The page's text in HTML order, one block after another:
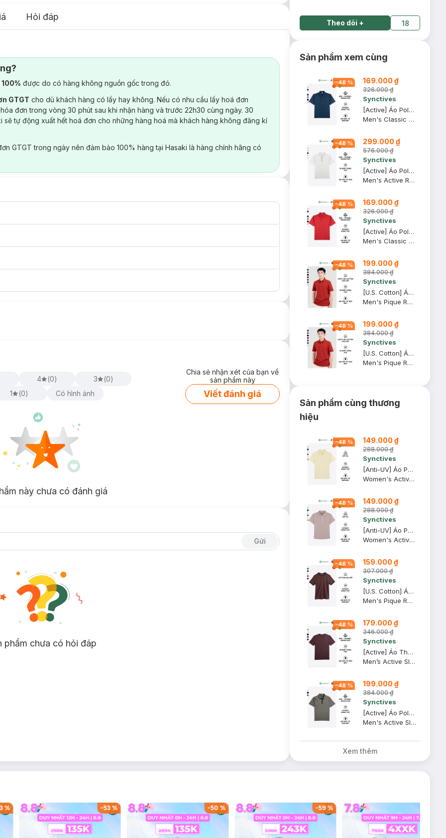
Hỏi đáp
được do có hàng không nguồn gốc trong đó.
GTGT cho dù khách hàng có lấy hay không. Nếu có nhu cầu lấy hoá đơn
đơn trong vòng 30 phút sau khi nhận hàng và trước 22h30 cùng ngày. 30
sẽ tự động xuất hết hoá đơn cho những hàng hoá mà khách hàng không đăng kí
GTGT trong ngày nên đảm bảo 100% hàng tại Hasaki là hàng chính hãng có
4 (0) 3 (0)
1
(0) Có hình ảnh
Chia sẻ nhận xét của bạn về
sản phẩm này
Viết đánh giá
này chưa có đánh giá
Gửi
phẩm chưa có hỏi đáp
Theo dõi + 18
Sản phẩm xem cùng
-48 % 169.000 ₫
326.000 ₫
Synctives
[Active] Áo Polo Nam Synctives Classic Fit, Xanh Đen, S - CMPO0013
Men's Classic Fit Polo Shirt
-48 % 299.000 ₫
576.000 ₫
Synctives
[Active] Áo Polo Nam Synctives Regular Fit, Xám Nhạt, XL - SMPO0009
Men's Active Regular Fit Polo Shirt
-48 % 169.000 ₫
326.000 ₫
Synctives
[Active] Áo Polo Nam Synctives Classic Fit, Đỏ Rượu, XL - CMPO0013
Men's Classic Fit Polo Shirt
-48 % 199.000 ₫
384.000 ₫
Synctives
[U.S. Cotton] Áo Polo Nam Synctives Regular Fit, Ðỏ, 2XL - CMPO0008
Men's Pique Regular Fit Classic Polo Shirt
-48 % 199.000 ₫
384.000 ₫
Synctives
[U.S. Cotton] Áo Polo Nam Synctives Regular Fit, Ðỏ, L - CMPO0008
Men's Pique Regular Fit Classic Polo Shirt
Sản phẩm cùng thương
hiệu
-48 % 149.000 ₫
288.000 ₫
Synctives
[Anti-UV] Áo Polo Active Nữ Synctives Regular Fit, Vàng Kem, XS - SWPO0006
Women's Active Regular Fit Polo Shirt
-48 % 149.000 ₫
288.000 ₫
Synctives
[Anti-UV] Áo Polo Active Nữ Synctives Regular Fit, Hồng Tro, M - SWPO0006
Women's Active Regular Fit Polo Shirt
-48 % 159.000 ₫
307.000 ₫
Synctives
[U.S. Cotton] Áo Thun Nam Synctives Regular Fit, Nâu Cà Phê, M - CMTS0027
Men's Pique Regular Fit T-shirt
-48 % 179.000 ₫
346.000 ₫
Synctives
[Active] Áo Thun Nam Synctives In Phản Quang Slim Fit, Nâu Chocolate, XL - SMTS0005
Men’s Active Slim Fit Reflective Print T-Shirt
-48 % 199.000 ₫
384.000 ₫
Synctives
[Active] Áo Polo Nam Synctives Tay Raglan Slim Fit, Xanh Trà, M - SMPO0011
Men's Active Slim Fit Raglan Polo Shirt
Xem thêm
% -53% -50 % -59%